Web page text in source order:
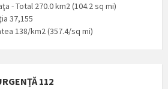
- Total 270.0 km2 (104.2 sq mi)
37,155
138/km2 (357.4/sq mi)
112